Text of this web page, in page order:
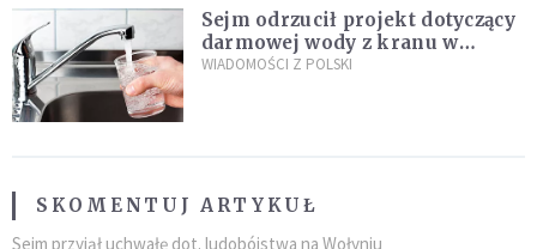
Sejm odrzucił projekt dotyczący
darmowej wody z kranu w
restauracjach
WIADOMOŚCI Z POLSKI
SKOMENTUJ ARTYKUŁ
Sejm przyjął uchwałę dot. ludobójstwa na Wołyniu